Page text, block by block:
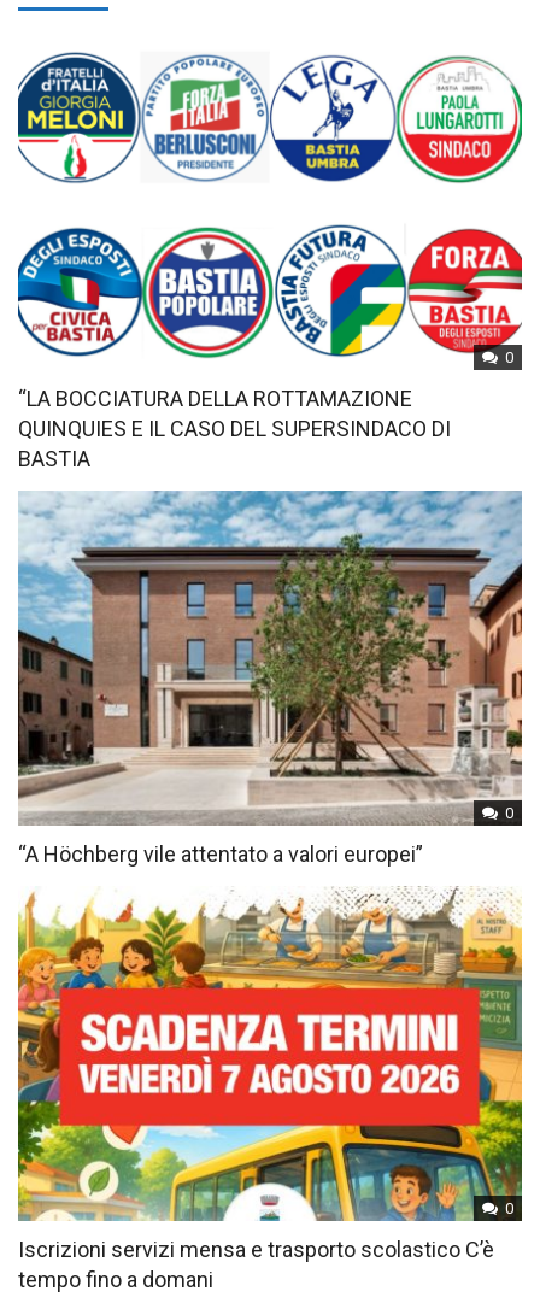
0
“LA BOCCIATURA DELLA ROTTAMAZIONE
QUINQUIES E IL CASO DEL SUPERSINDACO DI
BASTIA
0
“A Höchberg vile attentato a valori europei”
0
Iscrizioni servizi mensa e trasporto scolastico C’è
tempo fino a domani